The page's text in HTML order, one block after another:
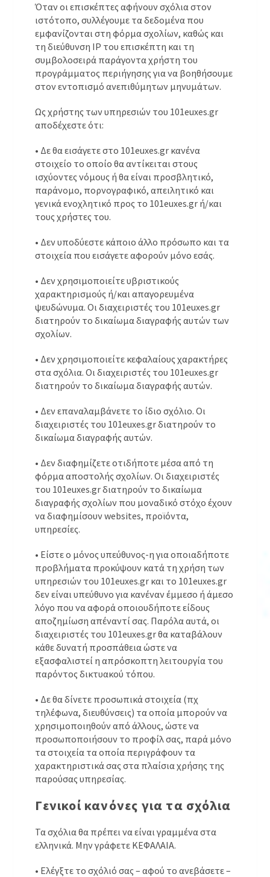
Όταν οι επισκέπτες αφήνουν σχόλια στον
ιστότοπο, συλλέγουμε τα δεδομένα που
εμφανίζονται στη φόρμα σχολίων, καθώς και
τη διεύθυνση IP του επισκέπτη και τη
συμβολοσειρά παράγοντα χρήστη του
προγράμματος περιήγησης για να βοηθήσουμε
στον εντοπισμό ανεπιθύμητων μηνυμάτων.
Ως χρήστης των υπηρεσιών του 101euxes.gr
αποδέχεστε ότι:
• Δε θα εισάγετε στο 101euxes.gr κανένα
στοιχείο το οποίο θα αντίκειται στους
ισχύοντες νόμους ή θα είναι προσβλητικό,
παράνομο, πορνογραφικό, απειλητικό και
γενικά ενοχλητικό προς το 101euxes.gr ή/και
τους χρήστες του.
• Δεν υποδύεστε κάποιο άλλο πρόσωπο και τα
στοιχεία που εισάγετε αφορούν μόνο εσάς.
• Δεν χρησιμοποιείτε υβριστικούς
χαρακτηρισμούς ή/και απαγορευμένα
ψευδώνυμα. Οι διαχειριστές του 101euxes.gr
διατηρούν το δικαίωμα διαγραφής αυτών των
σχολίων.
• Δεν χρησιμοποιείτε κεφαλαίους χαρακτήρες
στα σχόλια. Οι διαχειριστές του 101euxes.gr
διατηρούν το δικαίωμα διαγραφής αυτών.
• Δεν επαναλαμβάνετε το ίδιο σχόλιο. Οι
διαχειριστές του 101euxes.gr διατηρούν το
δικαίωμα διαγραφής αυτών.
• Δεν διαφημίζετε οτιδήποτε μέσα από τη
φόρμα αποστολής σχολίων. Οι διαχειριστές
του 101euxes.gr διατηρούν το δικαίωμα
διαγραφής σχολίων που μοναδικό στόχο έχουν
να διαφημίσουν websites, προϊόντα,
υπηρεσίες.
• Είστε ο μόνος υπεύθυνος-η για οποιαδήποτε
προβλήματα προκύψουν κατά τη χρήση των
υπηρεσιών του 101euxes.gr και το 101euxes.gr
δεν είναι υπεύθυνο για κανέναν έμμεσο ή άμεσο
λόγο που να αφορά οποιουδήποτε είδους
αποζημίωση απέναντί σας. Παρόλα αυτά, οι
διαχειριστές του 101euxes.gr θα καταβάλουν
κάθε δυνατή προσπάθεια ώστε να
εξασφαλιστεί η απρόσκοπτη λειτουργία του
παρόντος δικτυακού τόπου.
• Δε θα δίνετε προσωπικά στοιχεία (πχ
τηλέφωνα, διευθύνσεις) τα οποία μπορούν να
χρησιμοποιηθούν από άλλους, ώστε να
προσωποποιήσουν το προφίλ σας, παρά μόνο
τα στοιχεία τα οποία περιγράφουν τα
χαρακτηριστικά σας στα πλαίσια χρήσης της
παρούσας υπηρεσίας.
Γενικοί κανόνες για τα σχόλια
Τα σχόλια θα πρέπει να είναι γραμμένα στα
ελληνικά. Μην γράφετε ΚΕΦΑΛΑΙΑ.
• Ελέγξτε το σχόλιό σας – αφού το ανεβάσετε –